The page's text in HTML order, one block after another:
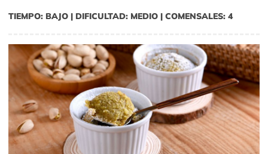
TIEMPO: BAJO | DIFICULTAD: MEDIO | COMENSALES: 4